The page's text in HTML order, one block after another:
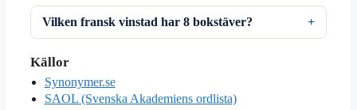
Vilken fransk vinstad har 8 bokstäver?
Källor
Synonymer.se
SAOL (Svenska Akademiens ordlista)